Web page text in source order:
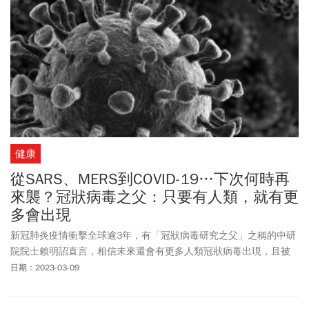
健康
從SARS、MERS到COVID-19…下次何時再
來襲？冠狀病毒之父：只要有人類，就有更
多會出現
新冠肺炎疫情衝擊全球逾3年，有「冠狀病毒研究之父」之稱的中研
院院士賴明詔直言，相信未來還會有更多人類冠狀病毒出現，且被
間隔期間將會變短，但他樂觀認為在此次疫情後投入更多經費、設
日期：2023-03-09